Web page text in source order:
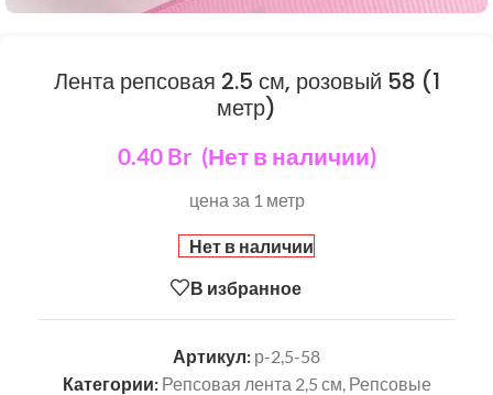
Лента репсовая 2.5 см, розовый 58 (1
метр)
0.40 Br (Нет в наличии)
цена за 1 метр
Нет в наличии
В избранное
Артикул: р-2,5-58
Категории: Репсовая лента 2,5 см, Репсовые